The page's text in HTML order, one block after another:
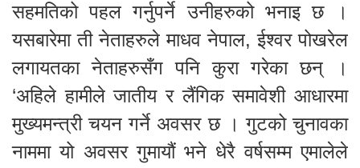
सहमतिको पहल गर्नुपर्ने उनीहरुको भनाइ छ ।
यसबारेमा ती नेताहरुले माधव नेपाल, ईश्वर पोखरेल
लगायतका नेताहरुसँग पनि कुरा गरेका छन् ।
‘अहिले हामीले जातीय र लैंगिक समावेशी आधारमा
मुख्यमन्त्री चयन गर्ने अवसर छ । गुटको चुनावका
नाममा यो अवसर गुमायौं भने धेरै वर्षसम्म एमालेले